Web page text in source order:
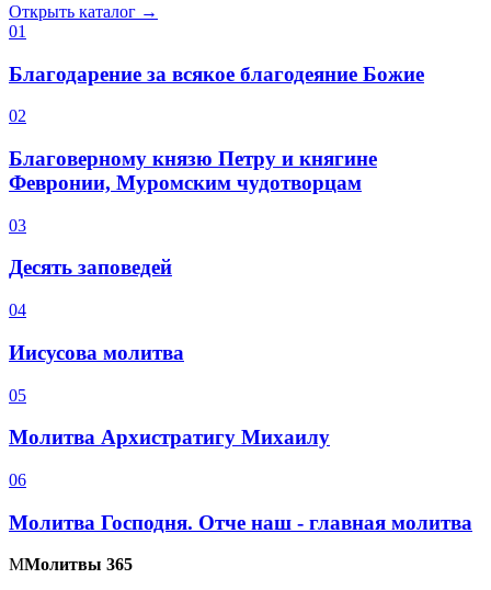
Открыть каталог →
01
Благодарение за всякое благодеяние Божие
02
Благоверному князю Петру и княгине
Февронии, Муромским чудотворцам
03
Десять заповедей
04
Иисусова молитва
05
Молитва Архистратигу Михаилу
06
Молитва Господня. Отче наш - главная молитва
ММолитвы 365